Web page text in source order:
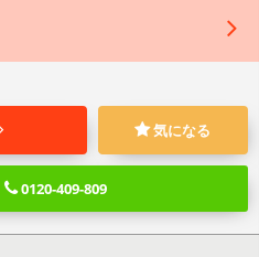
気になる
0120-409-809